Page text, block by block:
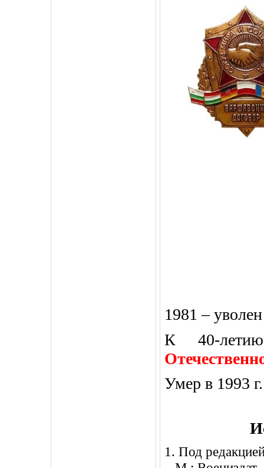
1981 –
К 40-
Умер в 1993
1. Под